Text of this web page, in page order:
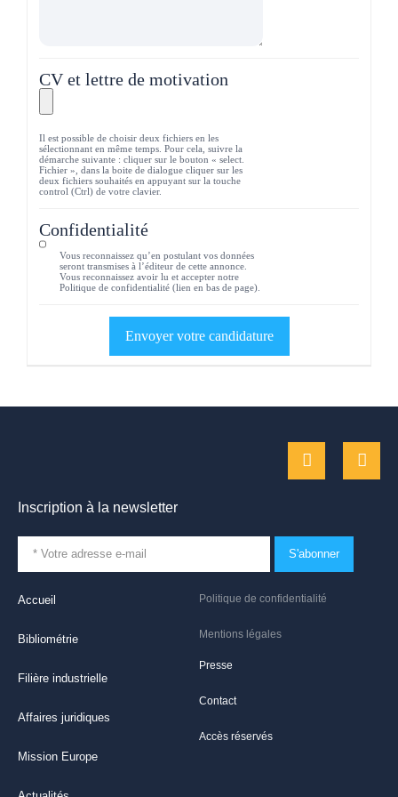
CV et lettre de motivation
Il est possible de choisir deux fichiers en les
sélectionnant en même temps. Pour cela, suivre la
démarche suivante : cliquer sur le bouton « select.
Fichier », dans la boite de dialogue cliquer sur les
deux fichiers souhaités en appuyant sur la touche
control (Ctrl) de votre clavier.
Confidentialité
Vous reconnaissez qu’en postulant vos données
seront transmises à l’éditeur de cette annonce.
Vous reconnaissez avoir lu et accepter notre
Politique de confidentialité (lien en bas de page).
Politique de confidentialité
Mentions légales
Presse
Contact
Accès réservés
Accueil
Bibliométrie
Filière industrielle
Affaires juridiques
Mission Europe
Inscription à la newsletter
S'abonner